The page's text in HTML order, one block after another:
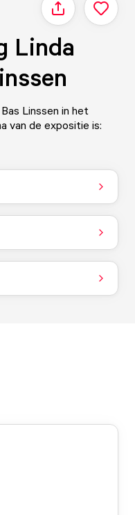
Delen
Linda
Linssen in het
van de expositie is: